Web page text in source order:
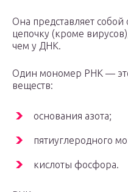
Она представляет
цепочку (кроме
чем у ДНК.
Один мономер РНК —
веществ:
основания азота;
пятиуглеродного
кислоты фосфора.